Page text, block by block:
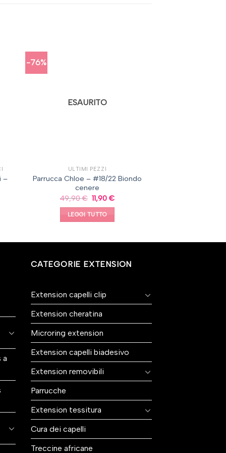
–
-76%
ESAURITO
ULTIMI PEZZI
Parrucca Chloe – #18/22 Biondo
cenere
49,90€ 11,90€
LEGGI TUTTO
a
CATEGORIE EXTENSION
Extension capelli clip
Extension cheratina
Microring extension
Extension capelli biadesivo
Extension removibili
Parrucche
Extension tessitura
Cura dei capelli
Treccine africane